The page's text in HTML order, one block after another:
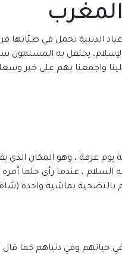
التهاني بعيد الأضحى المبارك، الأعياد الدينية
يحتفل به المسلمون
واجمعنا بهم علي خير
عرفة ، وهو المكان الذي
، عندما رأى حلما أمره
بالتضحية بماشية واحدة
حياتهم وفي دنياهم كما قال